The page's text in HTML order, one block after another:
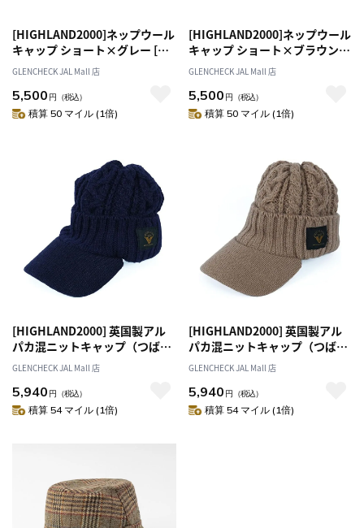
[HIGHLAND2000]ネップウール
キャップ ショート×グレー [ネ
コポス便出荷]
GLENCHECK JAL Mall 店
5,500 円 （税込）
積算 50 マイル (1倍)
[HIGHLAND2000]ネップウール
キャップ ショート×ブラウン
[ネコポス便出荷]
GLENCHECK JAL Mall 店
5,500 円 （税込）
積算 50 マイル (1倍)
[HIGHLAND2000] 英国製アル
パカ混ニットキャップ（つば付
き） ネイビー
GLENCHECK JAL Mall 店
5,940 円 （税込）
積算 54 マイル (1倍)
[HIGHLAND2000] 英国製アル
パカ混ニットキャップ（つば付
き） キャメル
GLENCHECK JAL Mall 店
5,940 円 （税込）
積算 54 マイル (1倍)